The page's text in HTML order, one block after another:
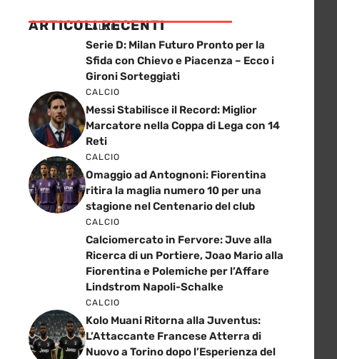
ARTICOLI RECENTI
CALCIO
Serie D: Milan Futuro Pronto per la
Sfida con Chievo e Piacenza – Ecco i
Gironi Sorteggiati
CALCIO
Messi Stabilisce il Record: Miglior
Marcatore nella Coppa di Lega con 14
Reti
CALCIO
Omaggio ad Antognoni: Fiorentina
ritira la maglia numero 10 per una
stagione nel Centenario del club
CALCIO
Calciomercato in Fervore: Juve alla
Ricerca di un Portiere, Joao Mario alla
Fiorentina e Polemiche per l’Affare
Lindstrom Napoli-Schalke
CALCIO
Kolo Muani Ritorna alla Juventus:
L’Attaccante Francese Atterra di
Nuovo a Torino dopo l’Esperienza del